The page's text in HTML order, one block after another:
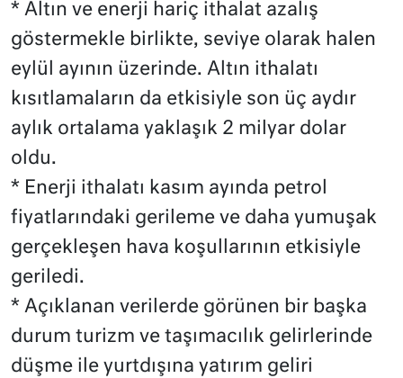
* Altın ve enerji hariç ithalat azalış
göstermekle birlikte, seviye olarak halen
eylül ayının üzerinde. Altın ithalatı
kısıtlamaların da etkisiyle son üç aydır
aylık ortalama yaklaşık 2 milyar dolar
oldu.
* Enerji ithalatı kasım ayında petrol
fiyatlarındaki gerileme ve daha yumuşak
gerçekleşen hava koşullarının etkisiyle
geriledi.
* Açıklanan verilerde görünen bir başka
durum turizm ve taşımacılık gelirlerinde
düşme ile yurtdışına yatırım geliri